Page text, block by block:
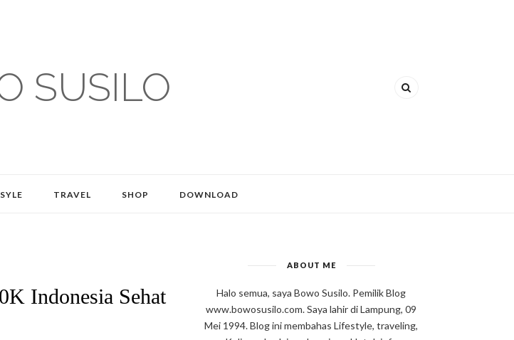
SUSILO
TRAVEL SHOP DOWNLOAD
Indonesia Sehat
ABOUT ME
Halo semua, saya Bowo Susilo. Pemilik Blog
www.bowosusilo.com. Saya lahir di Lampung, 09
Mei 1994. Blog ini membahas Lifestyle, traveling,